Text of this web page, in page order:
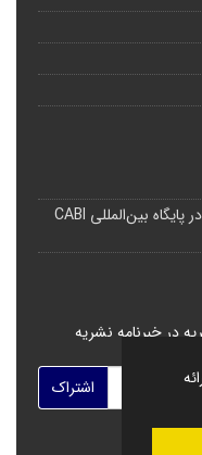
نشریه "جغرافیا و آینده پژوهی منطقه‌ای" در پایگاه بین‌المللی CABI
در خبرنامه نشریه
اشتراک